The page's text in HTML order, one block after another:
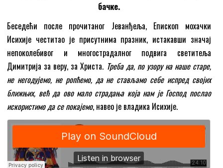
бачке.
Беседећи после прочитаног Јеванђеља, Епископ мохачки
Исихије честитао је присутнима празник, истакавши значај
непоколебивог и многострадалног подвига светитеља
Димитрија за веру, за Христа. Треба да, по узору на наше старе,
не негодујемо, не ропћемо, да не стављамо себе испред својих
ближњих, већ да ово мало страдања која нам је Господ послао
искористимо да се покајемо, навео је владика Исихије.